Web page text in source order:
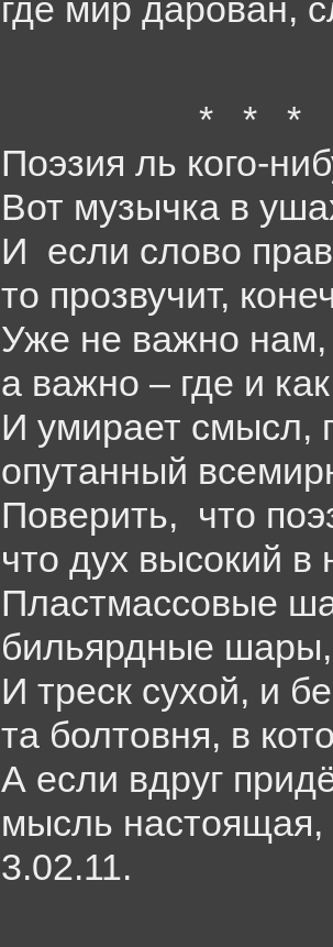
где мир дарован,
* * *
Поэзия ль кого-
Вот музычка в
И если слово
то прозвучит,
Уже не важно нам,
а важно – где и
И умирает смысл,
опутанный
Поверить, что
что дух высокий
Пластмассовые
бильярдные
И треск сухой, и
та болтовня, в
А если вдруг
мысль
3.02.11.